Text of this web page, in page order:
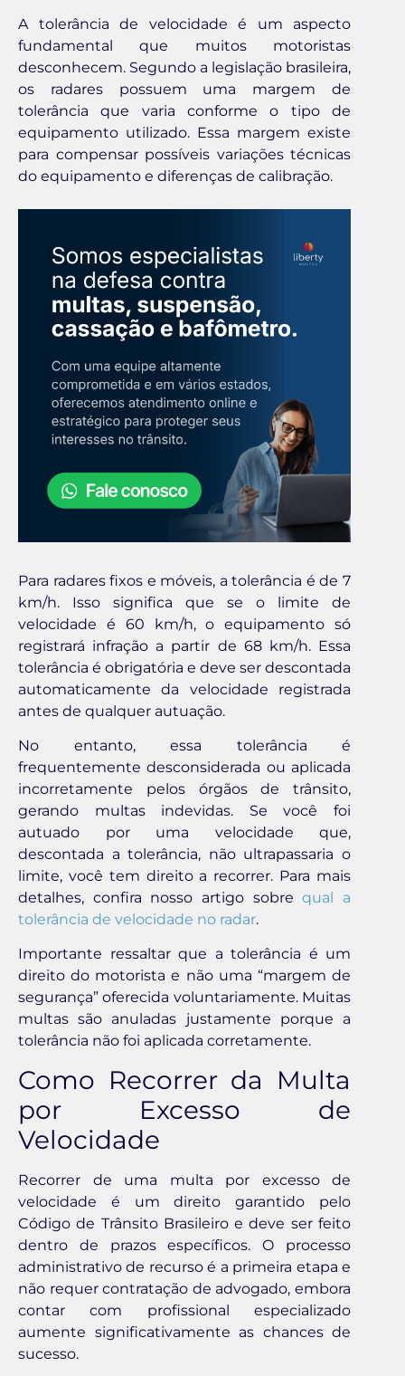
A tolerância de velocidade é um aspecto
fundamental que muitos motoristas
desconhecem. Segundo a legislação brasileira,
os radares possuem uma margem de
tolerância que varia conforme o tipo de
equipamento utilizado. Essa margem existe
para compensar possíveis variações técnicas
do equipamento e diferenças de calibração.
Para radares fixos e móveis, a tolerância é de 7
km/h. Isso significa que se o limite de
velocidade é 60 km/h, o equipamento só
registrará infração a partir de 68 km/h. Essa
tolerância é obrigatória e deve ser descontada
automaticamente da velocidade registrada
antes de qualquer autuação.
No entanto, essa tolerância é
frequentemente desconsiderada ou aplicada
incorretamente pelos órgãos de trânsito,
gerando multas indevidas. Se você foi
autuado por uma velocidade que,
descontada a tolerância, não ultrapassaria o
limite, você tem direito a recorrer. Para mais
detalhes, confira nosso artigo sobrequal a
tolerância de velocidade no radar.
Importante ressaltar que a tolerância é um
direito do motorista e não uma “margem de
segurança” oferecida voluntariamente. Muitas
multas são anuladas justamente porque a
tolerância não foi aplicada corretamente.
Como Recorrer da Multa
por Excesso de
Velocidade
Recorrer de uma multa por excesso de
velocidade é um direito garantido pelo
Código de Trânsito Brasileiro e deve ser feito
dentro de prazos específicos. O processo
administrativo de recurso é a primeira etapa e
não requer contratação de advogado, embora
contar com profissional especializado
aumente significativamente as chances de
sucesso.